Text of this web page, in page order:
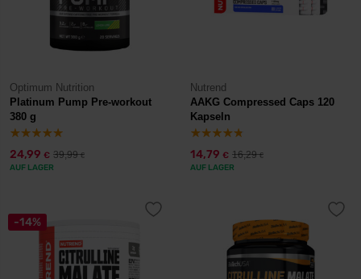
Optimum Nutrition
Platinum Pump Pre-workout
380 g
24,99 € 39,99€
AUF LAGER
Nutrend
AAKG Compressed Caps 120
Kapseln
14,79 € 16,29€
AUF LAGER
-14%